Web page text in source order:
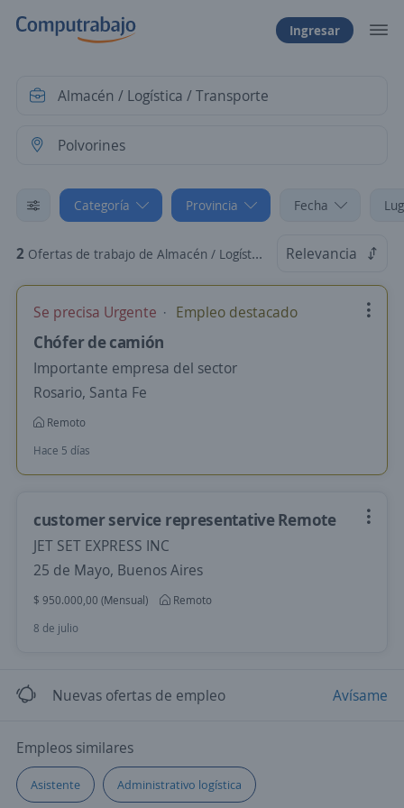
Ingresar
Categoría Provincia Fecha
2 Ofertas de trabajo de Almacén / Logística / Transporte en Polvorines, Buenos Aires Relevancia
Se precisa Urgente Empleo destacado
Chófer de camión
Importante empresa del sector
Rosario, Santa Fe
Remoto
Hace 5 días
customer service representative Remote
JET SET EXPRESS INC
25 de Mayo, Buenos Aires
$ 950.000,00 (Mensual)
Remoto
8 de julio
Nuevas ofertas de empleo Avísame
Empleos similares
Asistente Administrativo logística